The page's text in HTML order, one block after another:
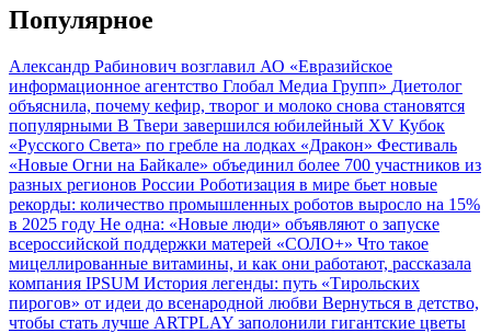
Популярное
Александр Рабинович возглавил АО «Евразийское
информационное агентство Глобал Медиа Групп» Диетолог
объяснила, почему кефир, творог и молоко снова становятся
популярными В Твери завершился юбилейный XV Кубок
«Русского Света» по гребле на лодках «Дракон» Фестиваль
«Новые Огни на Байкале» объединил более 700 участников из
разных регионов России Роботизация в мире бьет новые
рекорды: количество промышленных роботов выросло на 15%
в 2025 году Не одна: «Новые люди» объявляют о запуске
всероссийской поддержки матерей «СОЛО+» Что такое
мицеллированные витамины, и как они работают, рассказала
компания IPSUM История легенды: путь «Тирольских
пирогов» от идеи до всенародной любви Вернуться в детство,
чтобы стать лучше ARTPLAY заполонили гигантские цветы